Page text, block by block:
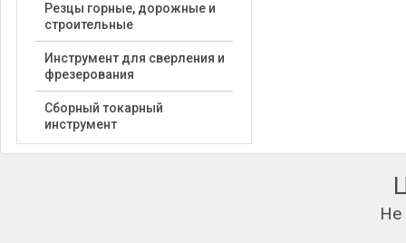
Резцы горные, дорожные и
строительные
Инструмент для сверления и
фрезерования
Сборный токарный
инструмент
Не